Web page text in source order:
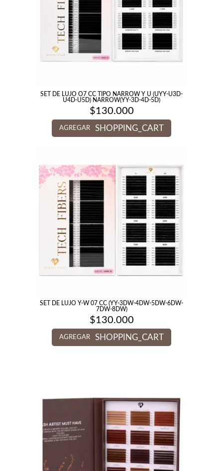
SET DE LUJO O7 CC TIPO NARROW Y U (UYY-U3D-
U4D-U5D) NARROW(YY-3D-4D-5D)
$130.000
AGREGAR SHOPPING_CART
SET DE LUJO Y-W 07 CC (YY-3DW-4DW-5DW-6DW-
7DW-8DW)
$130.000
AGREGAR SHOPPING_CART